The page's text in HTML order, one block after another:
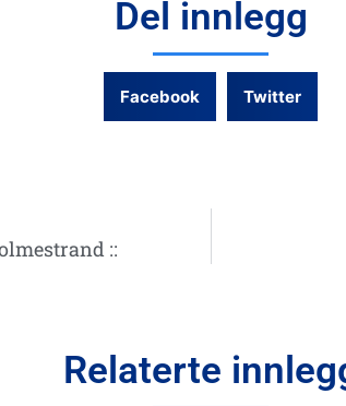
Del innlegg
Facebook Twitter
::
Relaterte